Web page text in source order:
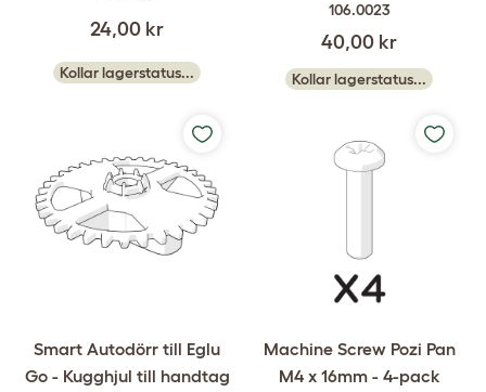
24,00 kr
Kollar lagerstatus...
106.0023
40,00 kr
Kollar lagerstatus...
Smart Autodörr till Eglu
Go - Kugghjul till handtag
Machine Screw Pozi Pan
M4 x 16mm - 4-pack